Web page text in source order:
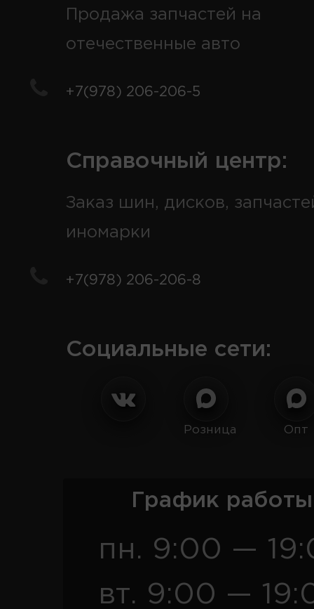
Продажа запчастей на
отечественные авто
+7(978) 206-206-5
Справочный центр:
Заказ шин, дисков,
иномарки
+7(978) 206-206-8
Социальные сети:
Розница Опт
График
пн. 9:00 —
вт. 9:00 —